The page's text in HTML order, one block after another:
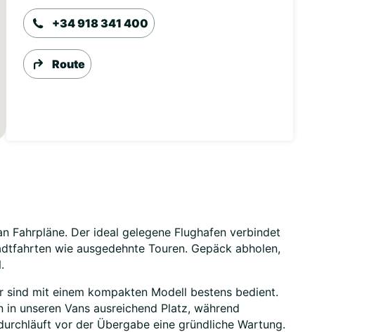
+34 918 341 400
Route
Fahrpläne. Der ideal gelegene Flughafen verbindet
wie ausgedehnte Touren. Gepäck abholen,
mit einem kompakten Modell bestens bedient.
unseren Vans ausreichend Platz, während
vor der Übergabe eine gründliche Wartung.